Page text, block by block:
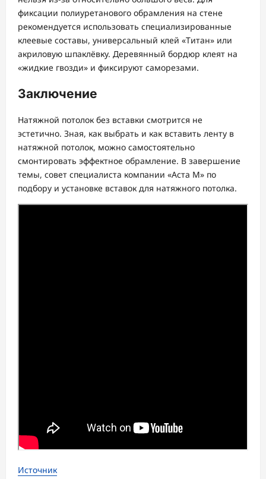
фиксации полиуретанового обрамления на стене
рекомендуется использовать специализированные
клеевые составы, универсальный клей «Титан» или
акриловую шпаклёвку. Деревянный бордюр клеят на
«жидкие гвозди» и фиксируют саморезами.
Заключение
Натяжной потолок без вставки смотрится не
эстетично. Зная, как выбрать и как вставить ленту в
натяжной потолок, можно самостоятельно
смонтировать эффектное обрамление. В завершение
темы, совет специалиста компании «Аста М» по
подбору и установке вставок для натяжного потолка.
Источник